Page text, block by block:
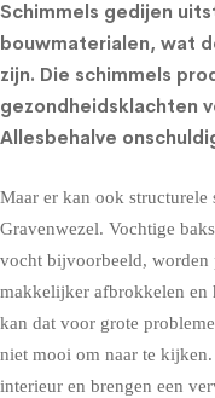
Schimmels gedijen
bouwmaterialen, wat
zijn. Die schimmels
gezondheidsklachten
Allesbehalve
Maar er kan ook
Gravenwezel. Vochtige
vocht bijvoorbeeld, worden
makkelijker afbrokkelen en
kan dat voor grote
niet mooi om naar te
interieur en brengen een